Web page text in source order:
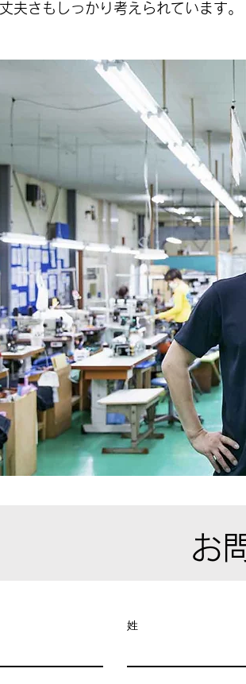
夫さもしっかり考えられています。
お
姓